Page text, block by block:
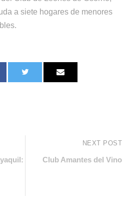
a siete hogares de menores
NEXT POST
Club Amantes del Vino